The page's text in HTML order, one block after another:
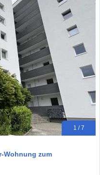
1 / 7
Wohnung zum